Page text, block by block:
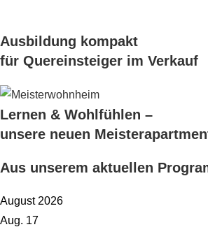
Ausbildung kompakt
für Quereinsteiger im Verkauf
Lernen & Wohlfühlen –
unsere neuen
Aus unserem aktuellen
August 2026
Aug. 17